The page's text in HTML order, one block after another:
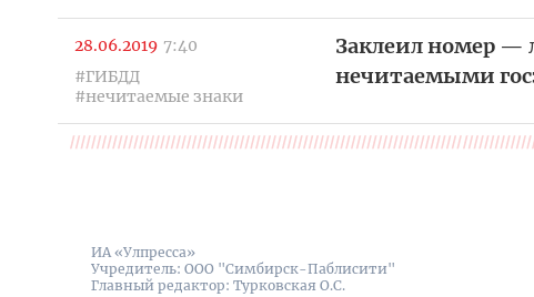
28.06.2019 7:40
#ГИБДД
#нечитаемые знаки
Заклеил номер —
нечитаемыми
ИА «Улпресса»
Учредитель: ООО "Симбирск-Паблисити"
Главный редактор: Турковская О.С.